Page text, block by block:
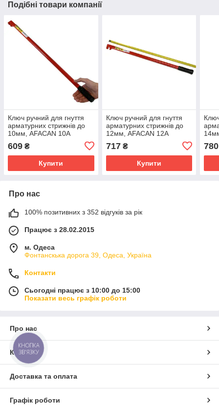
Подібні товари компанії
Ключ ручний для гнуття
арматурних стрижнів до
10мм, AFACAN 10А
609 ₴
Купити
Ключ ручний для гнуття
арматурних стрижнів до
12мм, AFACAN 12А
717₴
Купити
780
Про нас
100% позитивних з 352 відгуків за рік
Працює з 28.02.2015
м. Одеса
Фонтанскька дорога 39, Одеса, Україна
Контакти
Сьогодні працює з 10:00 до 15:00
Показати весь графік роботи
Про нас
Контакти
Доставка та оплата
Графік роботи
КНОПКА
ЗВ'ЯЗКУ